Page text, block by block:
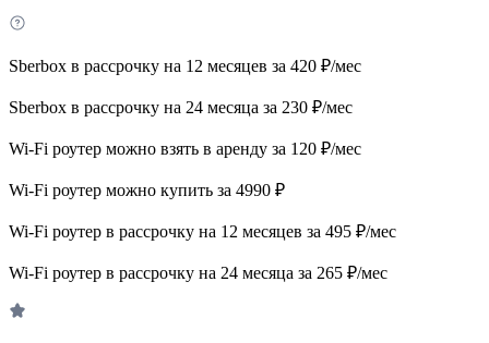
Sberbox в рассрочку на 12 месяцев за 420 ₽/мес
Sberbox в рассрочку на 24 месяца за 230 ₽/мес
Wi-Fi роутер можно взять в аренду за 120 ₽/мес
Wi-Fi роутер можно купить за 4990 ₽
Wi-Fi роутер в рассрочку на 12 месяцев за 495 ₽/мес
Wi-Fi роутер в рассрочку на 24 месяца за 265 ₽/мес